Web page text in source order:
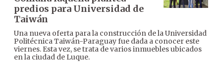
predios para Universidad de
Taiwán
Una nueva oferta para la construcción de la Universidad
Politécnica Taiwán-Paraguay fue dada a conocer este
viernes. Esta vez, se trata de varios inmuebles ubicados
en la ciudad de Luque.